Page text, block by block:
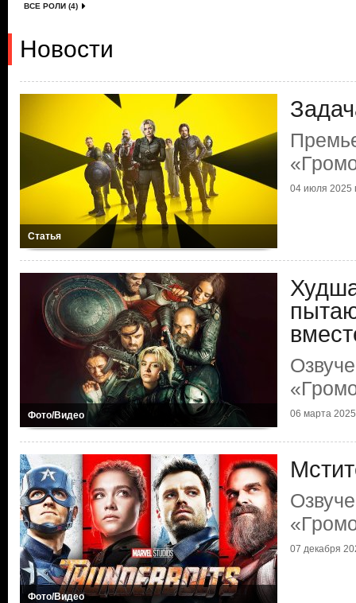
ВСЕ РОЛИ (4)
Новости
Статья
04 июля 2025
Фото/Видео 06 марта 2025
Фото/Видео
07 декабря